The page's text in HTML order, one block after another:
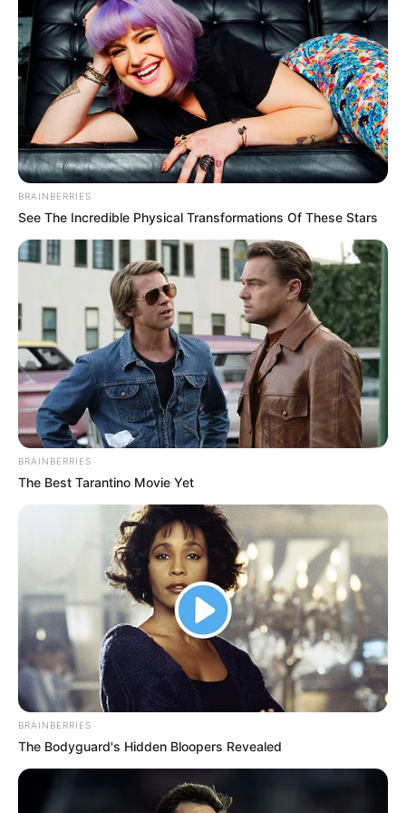
BRAINBERRIES
See The Incredible Physical Transformations Of These Stars
BRAINBERRIES
The Best Tarantino Movie Yet
BRAINBERRIES
The Bodyguard's Hidden Bloopers Revealed